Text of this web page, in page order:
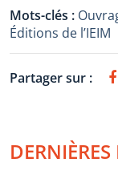
Mots-clés :
Éditions de l’IEIM
Partager sur :